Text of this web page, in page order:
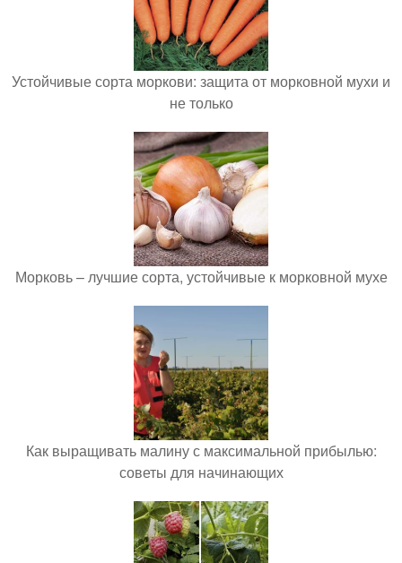
Устойчивые сорта моркови: защита от морковной мухи и
не только
Морковь – лучшие сорта, устойчивые к морковной мухе
Как выращивать малину с максимальной прибылью:
советы для начинающих